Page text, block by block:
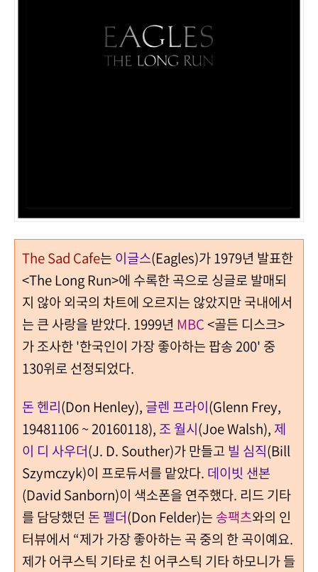
The Sad Cafe는 이글스(Eagles)가 1979년 발표한
<The Long Run>에 수록한 곡으로싱글로 발매되
지 않아 외국의 차트에 오르지는 않았지만 국내에서
는 큰 사랑을 받았다. 1999년 MBC<골든 디스크>
가 조사한 '한국인이 가장 좋아하는 팝송 200' 중
130위로 선정되었다.
돈 헨리(Don Henley), 글렌 프라이(Glenn Frey,
19481106 ~ 20160118), 조 월시(Joe Walsh), 제
이 디 사우더(J. D. Souther)가 만들고 빌 심직(Bill
Szymczyk)이 프로듀서를 맡았다. 데이빗 샌본
(David Sanborn)이 색소폰을 연주했다. 리드 기타
를 담당했던 돈 펠더(Don Felder)는 송팩츠와의 인
터뷰에서 “제가 가장 좋아하는 곡 중의 한 곡이예요.
제가 어쿠스틱 기타로 친 어쿠스틱 기타 하모니가 들